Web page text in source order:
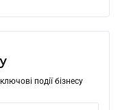
події бізнесу